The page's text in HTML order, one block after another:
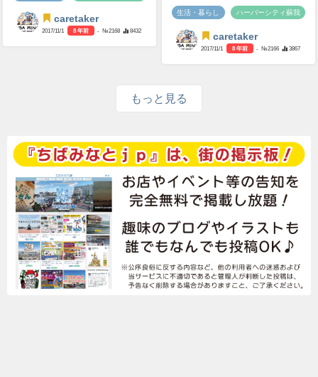
caretaker
2017/11/1 8 年前 - №2168 8432
生活・暮らし ハーバーシティ蘇我
caretaker
2017/11/1 8 年前 - №2166 3867
もっと見る